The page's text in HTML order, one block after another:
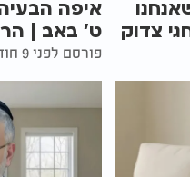
צדוק
איפה
ט' באב |
פורסם לפני 9 חודשים